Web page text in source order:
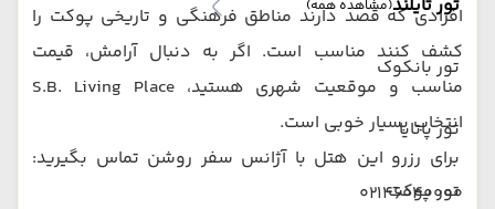
تور تایلند(مشاهده همه)
تور بانکوک
تور پاتایا
تور پوکت
افرادی که قصد دارند مناطق فرهنگی و تاریخی پوکت را
کشف کنند مناسب است. اگر به دنبال آرامش، قیمت
مناسب و موقعیت شهری هستید، S.B. Living Place
انتخاب بسیار خوبی است.
برای رزرو این هتل با آژانس سفر روشن تماس بگیرید:
02146040000